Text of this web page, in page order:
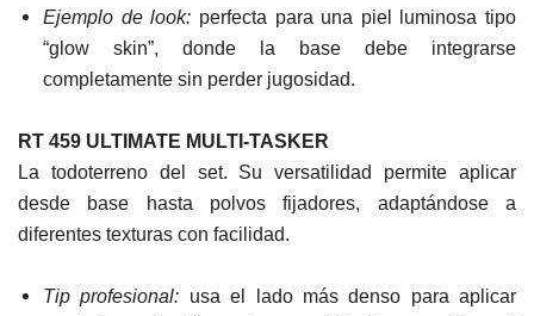
Ejemplo de look: perfecta para una piel luminosa tipo
“glow skin”, donde la base debe integrarse
completamente sin perder jugosidad.
RT 459 ULTIMATE MULTI-TASKER
La todoterreno del set. Su versatilidad permite aplicar
desde base hasta polvos fijadores, adaptándose a
diferentes texturas con facilidad.
Tip profesional: usa el lado más denso para aplicar